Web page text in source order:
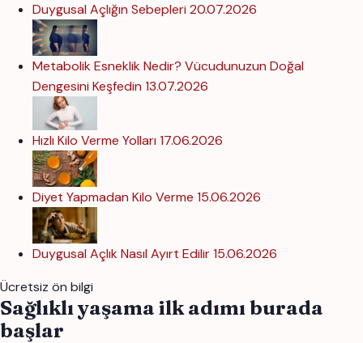
Duygusal Açlığın Sebepleri 20.07.2026
Metabolik Esneklik Nedir? Vücudunuzun Doğal
Dengesini Keşfedin 13.07.2026
Hızlı Kilo Verme Yolları 17.06.2026
Diyet Yapmadan Kilo Verme 15.06.2026
Duygusal Açlık Nasıl Ayırt Edilir15.06.2026
Ücretsiz ön bilgi
Sağlıklı yaşama ilk adımı burada
başlar